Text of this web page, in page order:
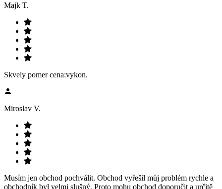
Majk T.
Skvely pomer cena:vykon.
Miroslav V.
Musím jen obchod pochválit. Obchod vyřešil můj problém rychle a
obchodník byl velmi slušný. Proto mohu obchod doporučit a určitě